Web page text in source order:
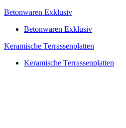
Betonwaren Exklusiv
Betonwaren Exklusiv
Keramische Terrassenplatten
Keramische Terrassenplatten